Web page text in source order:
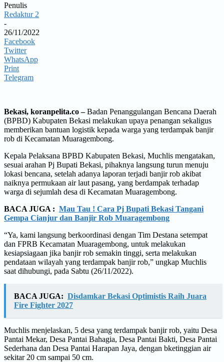
Penulis
Redaktur 2
-
26/11/2022
Facebook
Twitter
WhatsApp
Print
Telegram
Bekasi, koranpelita.co –Badan Penanggulangan Bencana Daerah
(BPBD) Kabupaten Bekasi melakukan upaya penangan sekaligus
memberikan bantuan logistik kepada warga yang terdampak banjir
rob di Kecamatan Muaragembong.
Kepala Pelaksana BPBD Kabupaten Bekasi, Muchlis mengatakan,
sesuai arahan Pj Bupati Bekasi, pihaknya langsung turun menuju
lokasi bencana, setelah adanya laporan terjadi banjir rob akibat
naiknya permukaan air laut pasang, yang berdampak terhadap
warga di sejumlah desa di Kecamatan Muaragembong.
BACA JUGA : Mau Tau ! Cara Pj Bupati Bekasi Tangani
Gempa Cianjur dan Banjir Rob Muaragembong
“Ya, kami langsung berkoordinasi dengan Tim Destana setempat
dan FPRB Kecamatan Muaragembong, untuk melakukan
kesiapsiagaan jika banjir rob semakin tinggi, serta melakukan
pendataan wilayah yang terdampak banjir rob,” ungkap Muchlis
saat dihubungi, pada Sabtu (26/11/2022).
BACA JUGA: Disdamkar Bekasi Optimistis Raih Juara
Fire Fighter 2027
Muchlis menjelaskan, 5 desa yang terdampak banjir rob, yaitu Desa
Pantai Mekar, Desa Pantai Bahagia, Desa Pantai Bakti, Desa Pantai
Sederhana dan Desa Pantai Harapan Jaya, dengan bketinggian air
sekitar 20 cm sampai 50 cm.